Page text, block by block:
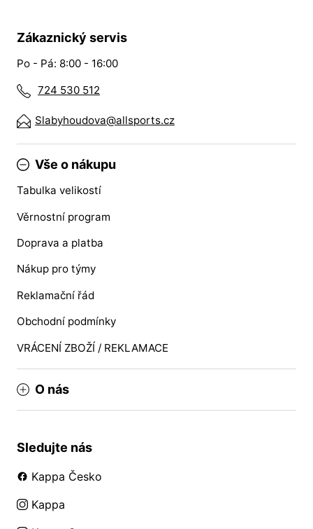
Zákaznický servis
Po - Pá: 8:00 - 16:00
724 530 512
Slabyhoudova@allsports.cz
Vše o nákupu
Tabulka velikostí
Věrnostní program
Doprava a platba
Nákup pro týmy
Reklamační řád
Obchodní podmínky
VRÁCENÍ ZBOŽÍ / REKLAMACE
O nás
Sledujte nás
Kappa Česko
Kappa